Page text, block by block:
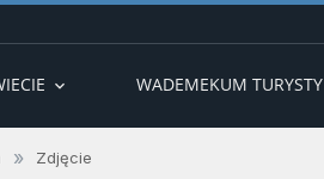
expand_more WADEMEKUM TURYSTY
» Zdjęcie